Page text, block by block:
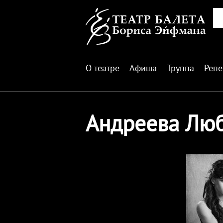
О театре Афиша Труппа
Андреева